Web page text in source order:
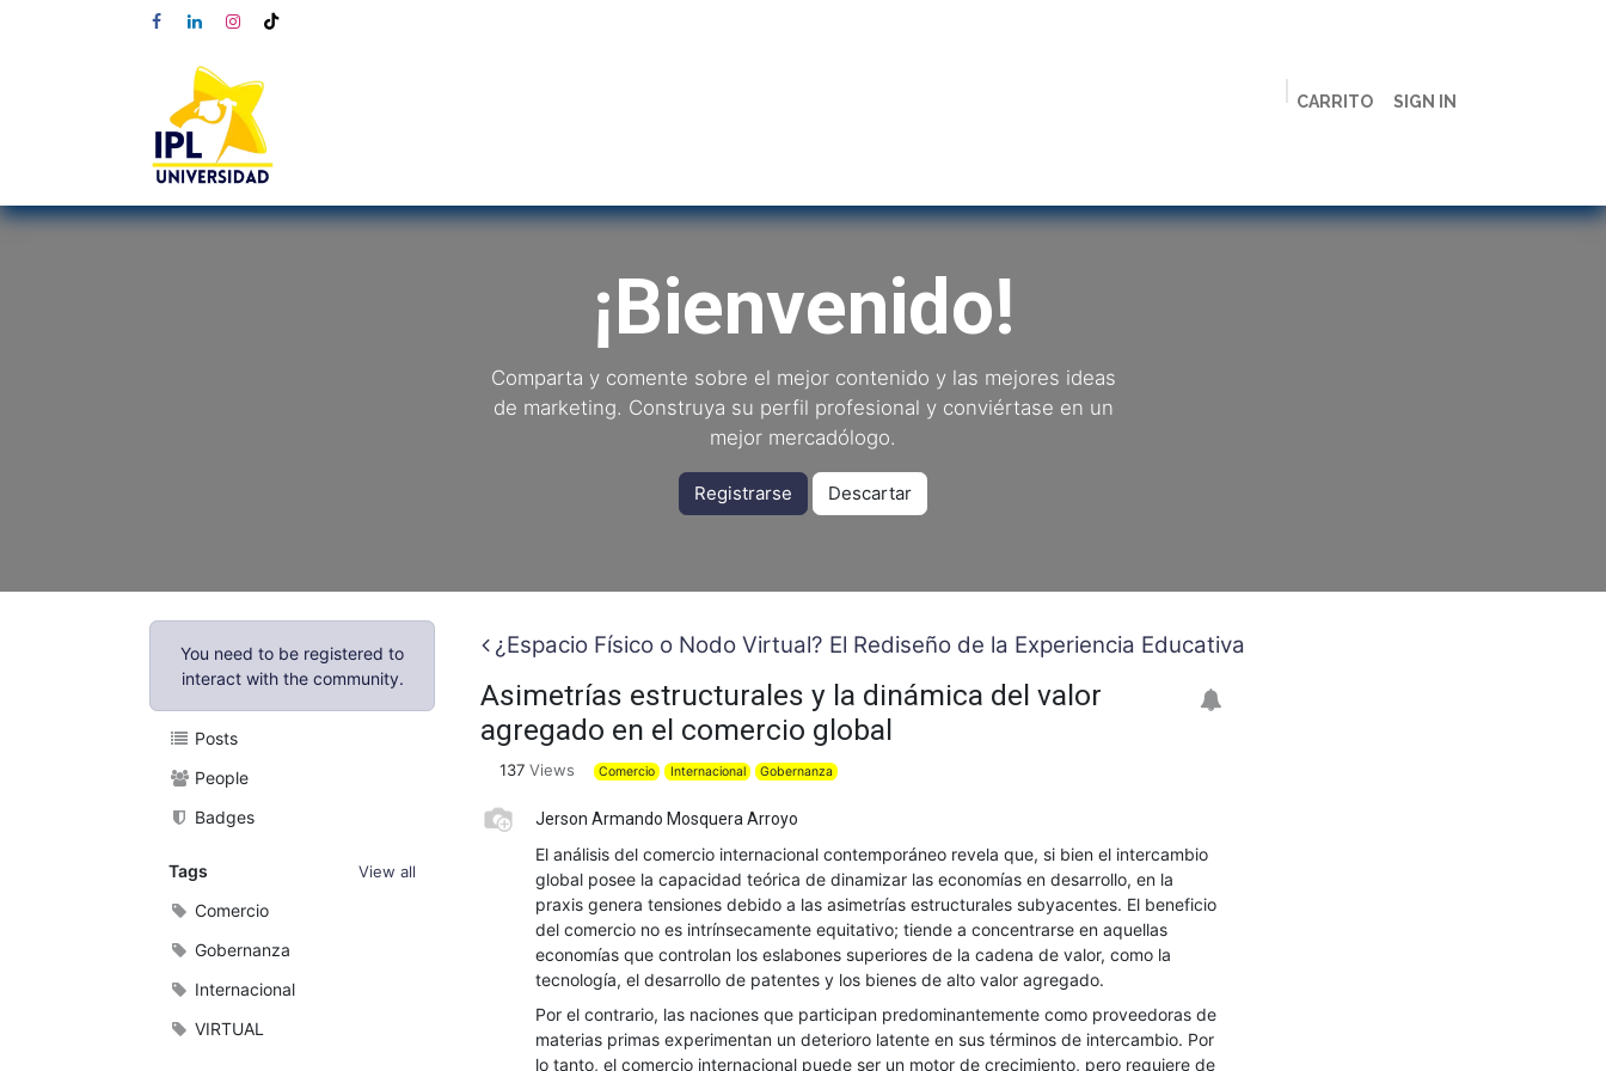
CARRITO SIGN IN
¡Bienvenido!
Comparta y comente sobre el mejor contenido y las mejores ideas
de marketing. Construya su perfil profesional y conviértase en un
mejor mercadólogo.
Registrarse Descartar
You need to be registered to
interact with the community.
Posts
People
Badges
Tags View all
Comercio
Gobernanza
Internacional
VIRTUAL
¿Espacio Físico o Nodo Virtual? El Rediseño de la Experiencia Educativa
Asimetrías estructurales y la dinámica del valor
agregado en el comercio global
137 Views Comercio Internacional Gobernanza
Jerson Armando Mosquera Arroyo
El análisis del comercio internacional contemporáneo revela que, si bien el intercambio
global posee la capacidad teórica de dinamizar las economías en desarrollo, en la
praxis genera tensiones debido a las asimetrías estructurales subyacentes. El beneficio
del comercio no es intrínsecamente equitativo; tiende a concentrarse en aquellas
economías que controlan los eslabones superiores de la cadena de valor, como la
tecnología, el desarrollo de patentes y los bienes de alto valor agregado.
Por el contrario, las naciones que participan predominantemente como proveedoras de
materias primas experimentan un deterioro latente en sus términos de intercambio. Por
lo tanto, el comercio internacional puede ser un motor de crecimiento, pero requiere de